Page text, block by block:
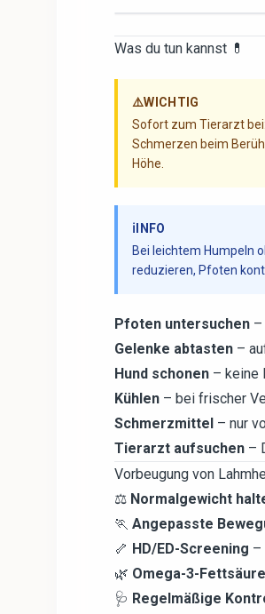
Was du tun kannst 💊
⚠️WICHTIG
Sofort zum Tierarzt
Schmerzen beim
Höhe.
ℹ️ INFO
Bei leichtem Humpeln
reduzieren, Pfoten
Pfoten untersuchen –
Gelenke abtasten –
Hund schonen – keine
Kühlen – bei frischer
Schmerzmittel – nur
Tierarzt aufsuchen –
Vorbeugung von
⚖️ Normalgewicht
🏃 Angepasste
🦴 HD/ED-Screening –
🌿 Omega-3-
🩺 Regelmäßige